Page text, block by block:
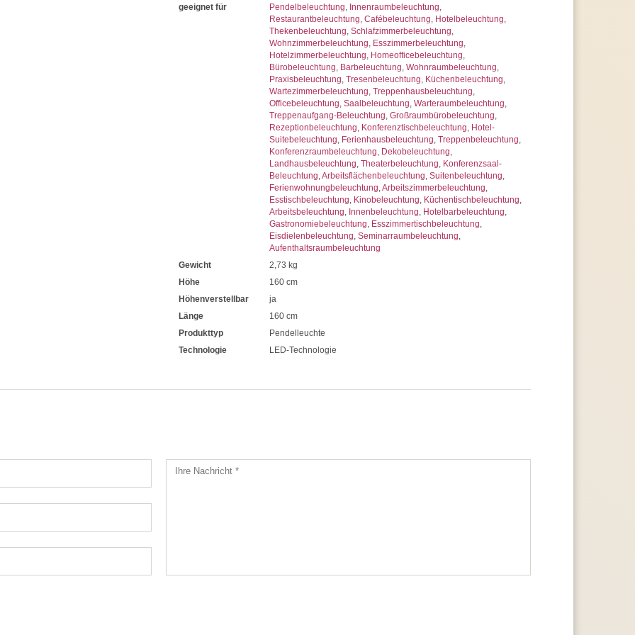
geeignet für
Pendelbeleuchtung, Innenraumbeleuchtung,
Restaurantbeleuchtung, Cafébeleuchtung, Hotelbeleuchtung,
Thekenbeleuchtung, Schlafzimmerbeleuchtung,
Wohnzimmerbeleuchtung, Esszimmerbeleuchtung,
Hotelzimmerbeleuchtung, Homeofficebeleuchtung,
Bürobeleuchtung, Barbeleuchtung, Wohnraumbeleuchtung,
Praxisbeleuchtung, Tresenbeleuchtung, Küchenbeleuchtung,
Wartezimmerbeleuchtung, Treppenhausbeleuchtung,
Officebeleuchtung, Saalbeleuchtung, Warteraumbeleuchtung,
Treppenaufgang-Beleuchtung, Großraumbürobeleuchtung,
Rezeptionbeleuchtung, Konferenztischbeleuchtung, Hotel-
Suitebeleuchtung, Ferienhausbeleuchtung, Treppenbeleuchtung,
Konferenzraumbeleuchtung, Dekobeleuchtung,
Landhausbeleuchtung, Theaterbeleuchtung, Konferenzsaal-
Beleuchtung,Arbeitsflächenbeleuchtung, Suitenbeleuchtung,
Ferienwohnungbeleuchtung,Arbeitszimmerbeleuchtung,
Esstischbeleuchtung, Kinobeleuchtung, Küchentischbeleuchtung,
Arbeitsbeleuchtung, Innenbeleuchtung, Hotelbarbeleuchtung,
Gastronomiebeleuchtung, Esszimmertischbeleuchtung,
Eisdielenbeleuchtung, Seminarraumbeleuchtung,
Aufenthaltsraumbeleuchtung
Gewicht
2,73 kg
Höhe
160 cm
Höhenverstellbar
ja
Länge
160 cm
Produkttyp
Pendelleuchte
Technologie
LED-Technologie